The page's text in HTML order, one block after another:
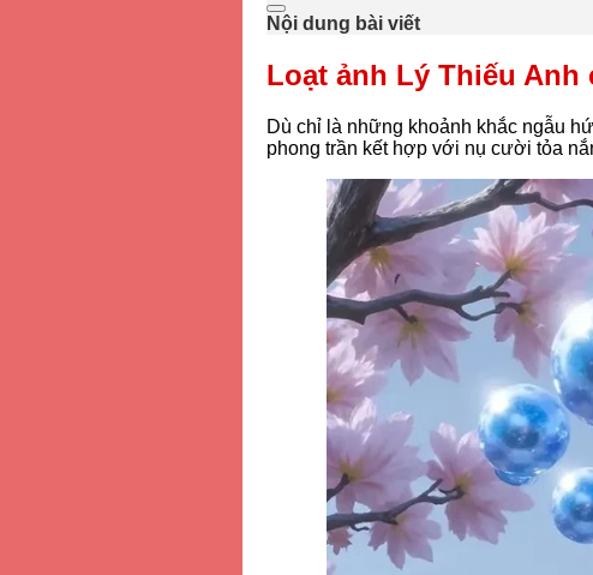
Nội dung bài viết
Loạt ảnh Lý Thiếu
Dù chỉ là những khoảnh khắc ngẫu
phong trần kết hợp với nụ cười tỏa